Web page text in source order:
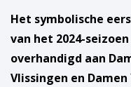
Het symbolische
van het 2024-
overhandigd aan
Vlissingen en